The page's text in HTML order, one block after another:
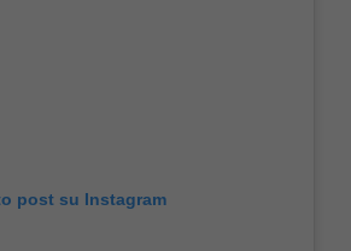
post su Instagram